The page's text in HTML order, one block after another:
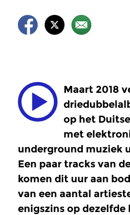
Maart 2018
op het
met
underground muziek
Een paar tracks van
komen dit uur aan
van een aantal
enigszins op